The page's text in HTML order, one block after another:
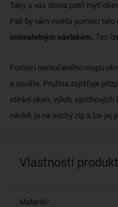
Taky u vás doma patří mytí
Pak by vám mohla pomoci tato
snímatelným návlekem. Ten
Pomocí namočeného mopu
a usušte. Pružina zajišťuje
stírání oken, výloh,
návlek je na suchý zip a lze jej
Vlastnosti
Materiál: